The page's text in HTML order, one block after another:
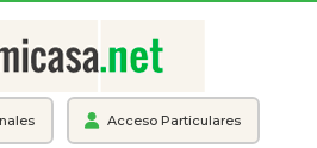
Acceso Particulares